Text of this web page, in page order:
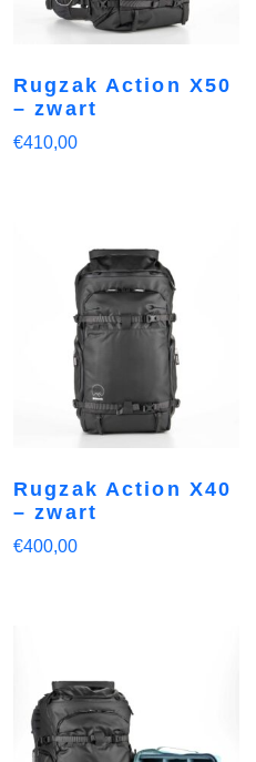
Rugzak Action X50
– zwart
€410,00
Rugzak Action X40
– zwart
€400,00